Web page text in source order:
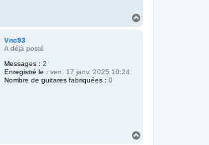
Vnc93
A déjà posté
Messages : 2
Enregistré le : ven. 17 janv. 2025 10:24
Nombre de guitares fabriquées : 0